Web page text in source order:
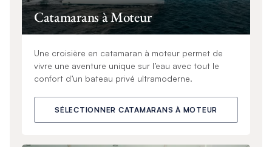
Catamarans à Moteur
Une croisière en catamaran à moteur permet de
vivre une aventure unique sur l’eau avec tout le
confort d’un bateau privé ultramoderne.
SÉLECTIONNER CATAMARANS À MOTEUR